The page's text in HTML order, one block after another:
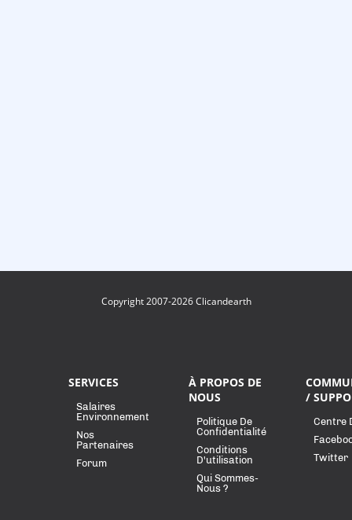
Copyright 2007-2026 Clicandearth
SERVICES
Salaires
Environnement
Nos
Partenaires
Forum
À PROPOS DE
NOUS
Politique De
Confidentialité
Conditions
D'utilisation
Qui Sommes-
Nous ?
/
Centre
Twitter